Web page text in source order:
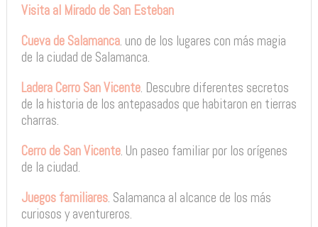
Visita al Mirado de San Esteban
Cueva de Salamanca. uno de los lugares con más magia
de la ciudad de Salamanca.
Ladera Cerro San Vicente. Descubre diferentes secretos
de la historia de los antepasados que habitaron en tierras
charras.
Cerro de San Vicente. Un paseo familiar por los orígenes
de la ciudad.
Juegos familiares. Salamanca al alcance de los más
curiosos y aventureros.